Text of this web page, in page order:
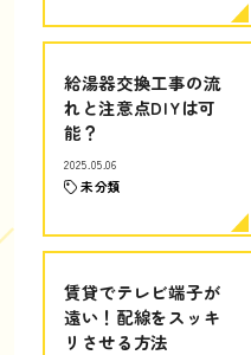
給湯器交換工事の流
れと注意点DIYは可
能？
2025.05.06
未分類
賃貸でテレビ端子が
遠い！配線をスッキ
リさせる方法